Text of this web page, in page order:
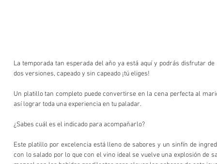
La temporada tan esperada del año ya está aquí y podrás disfrutar
dos versiones, capeado y sin capeado ¡tú eliges!
Un platillo tan completo puede convertirse en la cena perfecta al
así lograr toda una experiencia en tu paladar.
¿Sabes cuál es el indicado para acompañarlo?
Este platillo por excelencia está lleno de sabores y un sinfín de
con lo salado por lo que con el vino ideal se vuelve una explosión de